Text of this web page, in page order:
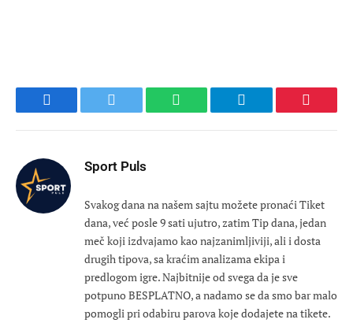
Facebook Twitter WhatsApp Telegram
Sport Puls
Svakog dana na našem sajtu možete pronaći Tiket
dana, već posle 9 sati ujutro, zatim Tip dana, jedan
meč koji izdvajamo kao najzanimljiviji, ali i dosta
drugih tipova, sa kraćim analizama ekipa i
predlogom igre. Najbitnije od svega da je sve
potpuno BESPLATNO, a nadamo se da smo bar malo
pomogli pri odabiru parova koje dodajete na tikete.